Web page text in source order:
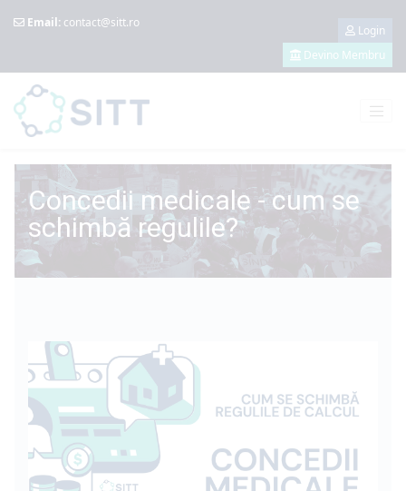
Email: contact@sitt.ro
Login
Devino Membru
Concedii medicale - cum se
schimbă regulile?